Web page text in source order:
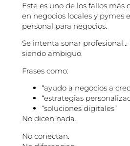
Este es uno de los fallos más
en negocios locales y pymes
personal para negocios.
Se intenta sonar profesional…
siendo ambiguo.
Frases como:
“ayudo a negocios a
“estrategias
“soluciones digitales”
No dicen nada.
No conectan.